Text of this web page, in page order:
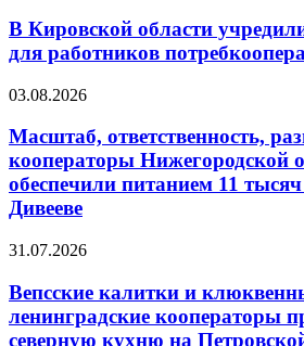
В Кировской области
для работников
03.08.2026
Масштаб, ответственность,
кооператоры Нижегородской
обеспечили питанием 11
Дивееве
31.07.2026
Вепсские калитки и
ленинградские кооператоры
северную кухню на